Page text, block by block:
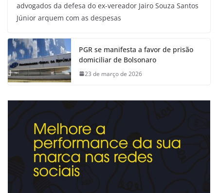
advogados da defesa do ex-vereador Jairo Souza Santos
Júnior arquem com as despesas
PGR se manifesta a favor de prisão
domiciliar de Bolsonaro
23 de março de 2026